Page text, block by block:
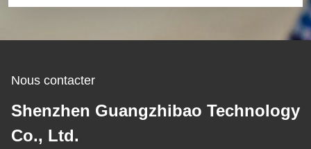
Nous contacter
Shenzhen Guangzhibao Technology
Co., Ltd.